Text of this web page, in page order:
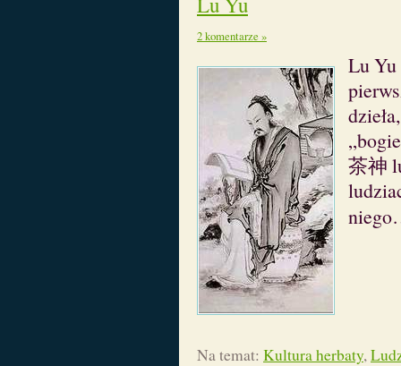
2 komentarze »
Lu
茶神
Na temat: Kultura herbaty,